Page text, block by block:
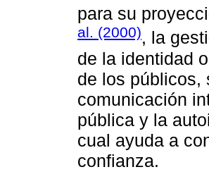
para su
al. (2000), la
de la identidad
de los públicos,
comunicación
pública y la
cual ayuda a
confianza.